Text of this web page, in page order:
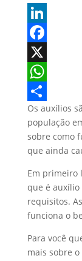
L
n
k
e
d
I
n
a
c
e
b
o
o
k
X
W
h
a
t
s
A
p
S
h
a
r
e
Os auxílios
população
sobre como
que ainda
Em primeiro
que é auxílio
requisitos.
funciona o
Para você
mais sobre